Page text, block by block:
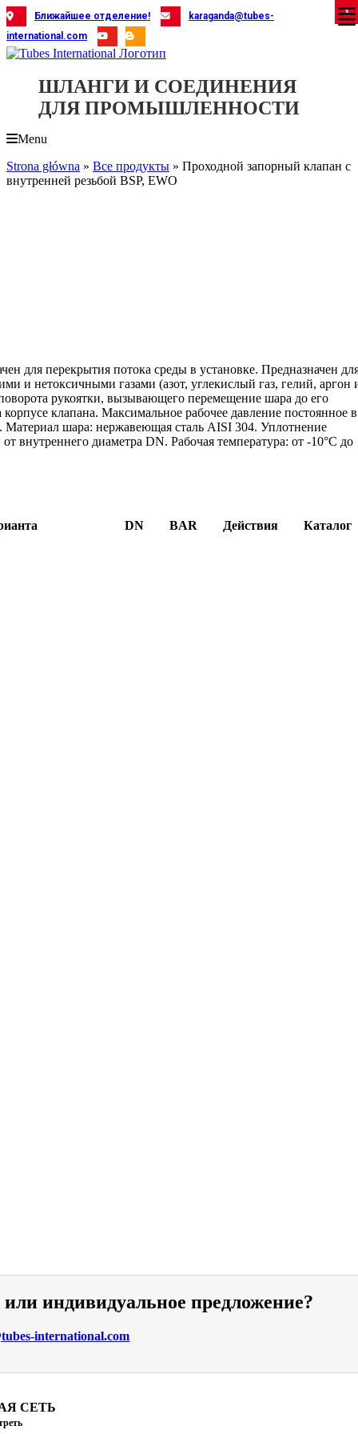
Skip
to
content
Ближайшее отделение!
karaganda@tubes-
international.com
ШЛАНГИ И СОЕДИНЕНИЯ
ДЛЯ ПРОМЫШЛЕННОСТИ
Menu
Strona główna » Все продукты » Проходной запорный клапан с
внутренней резьбой BSP, EWO
для перекрытия потока среды в установке. Предназначен
и нетоксичными газами (азот, углекислый газ, гелий, аргон
рукоятки, вызывающего перемещение шара до его
клапана. Максимальное рабочее давление постоянное в
Материал шара: нержавеющая сталь AISI 304. Уплотнение
внутреннего диаметра DN. Рабочая температура: от -10°C до
DN BAR Действия Каталог
индивидуальное предложение?
international.com
СЕТЬ
X
X
X
X
X
X
X
X
X
X
X
X
X
X
X
X
X
X
X